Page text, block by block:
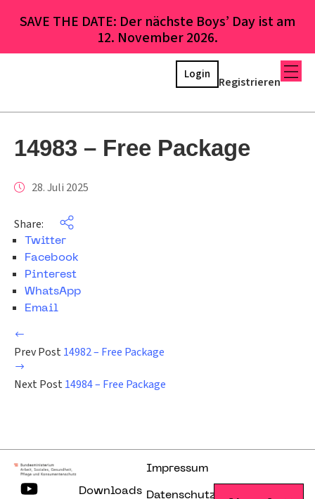
SAVE THE DATE: Der nächste Boys’ Day ist am
12. November 2026.
Registrieren
Login
14983 – Free Package
28. Juli 2025
Share:
Twitter
Facebook
Pinterest
WhatsApp
Email
Prev Post 14982 – Free Package
Next Post 14984 – Free Package
Downloads
Impressum
Datenschutzerklärung